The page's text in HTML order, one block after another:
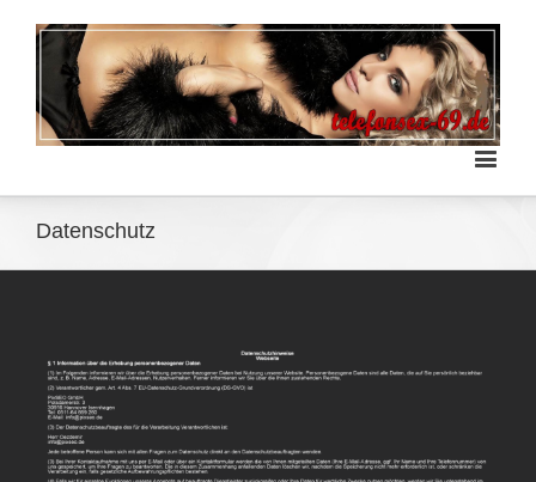
Datenschutz